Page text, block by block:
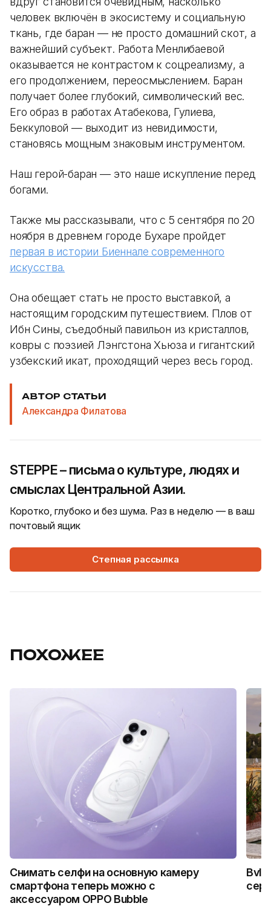
человек включён в экосистему и социальную
ткань, где баран — не просто домашний скот, а
важнейший субъект. Работа Менлибаевой
оказывается не контрастом к соцреализму, а
его продолжением, переосмыслением. Баран
получает более глубокий, символический вес.
Его образ в работах Атабекова, Гулиева,
Беккуловой — выходит из невидимости,
становясь мощным знаковым инструментом.
Наш герой-баран — это наше искупление перед
богами.
Также мы рассказывали, что с 5 сентября по 20
ноября в древнем городе Бухаре пройдет
первая в истории Биеннале современного
искусства.
Она обещает стать не просто выставкой, а
настоящим городским путешествием. Плов от
Ибн Сины, съедобный павильон из кристаллов,
ковры с поэзией Лэнгстона Хьюза и гигантский
узбекский икат, проходящий через весь город.
АВТОР СТАТЬИ
Александра Филатова
STEPPE – письма о культуре, людях и
смыслах Центральной Азии.
Коротко, глубоко и без шума. Раз в неделю — в ваш
почтовый ящик
Степная рассылка
ПОХОЖЕЕ
Снимать селфи на основную камеру
смартфона теперь можно с
аксессуаром OPPO Bubble